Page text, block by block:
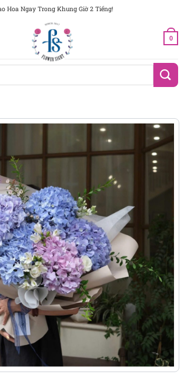
Hoa Ngay Trong Khung Giờ 2 Tiếng!
0